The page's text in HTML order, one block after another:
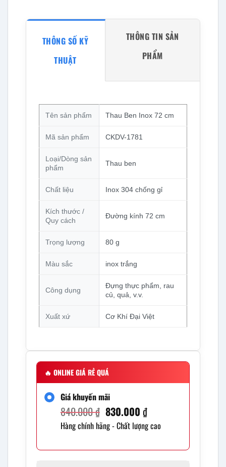
THÔNG SỐ KỸ
THUẬT
THÔNG TIN SẢN
PHẨM
Tên sản phẩm Thau Ben Inox 72 cm
Mã sản phẩm CKDV-1781
Loại/Dòng sản
phẩm
Thau ben
Chất liệu Inox 304 chống gỉ
Kích thước /
Quy cách
Đường kính 72 cm
Trọng lượng 80 g
Màu sắc inox trắng
Công dụng
Đựng thực phẩm, rau
củ, quả, v.v.
Xuất xứ Cơ Khí Đại Việt
🔥 ONLINE GIÁ RẺ QUÁ
Giá khuyến mãi
840.000₫ Giá
gốc
830.000 ₫
hiện
Hàng chính hãng - Chất lượng cao